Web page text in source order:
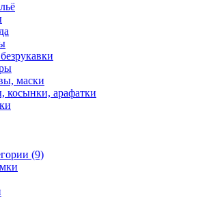
маски
косынки, арафатки
(9)